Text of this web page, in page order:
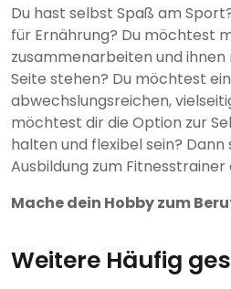
Du hast selbst Spaß am
für Ernährung? Du möchtest
zusammenarbeiten und ihnen
Seite stehen? Du möchtest
abwechslungsreichen,
möchtest dir die Option zur
halten und flexibel sein?
Ausbildung zum Fitnesstrainer
Mache dein Hobby zum
Weitere Häufig